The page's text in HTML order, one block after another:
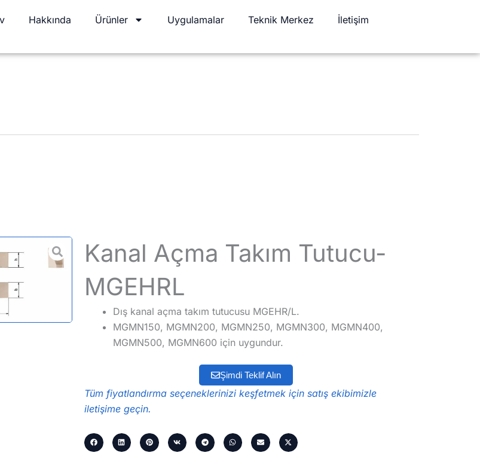
Hakkında Ürünler Uygulamalar Teknik Merkez İletişim
Kanal Açma Takım Tutucu-
MGEHRL
Dış kanal açma takım tutucusu MGEHR/L.
MGMN150, MGMN200, MGMN250, MGMN300, MGMN400,
MGMN500, MGMN600 için uygundur.
Şimdi Teklif Alın
Tüm fiyatlandırma seçeneklerinizi keşfetmek için satış ekibimizle
iletişime geçin.